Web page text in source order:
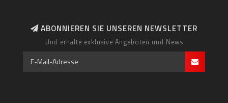
ABONNIEREN SIE UNSEREN NEWSLETTER
Und erhalte exklusive Angeboten und News